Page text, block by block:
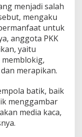
menjadi salah
mengaku
untuk
anggota PKK
yaitu
merapikan.
batik, baik
menggambar
media kaca,